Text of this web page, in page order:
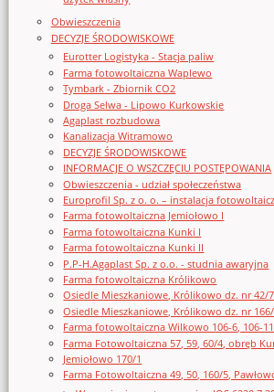
Obwieszczenia
DECYZJE ŚRODOWISKOWE
Eurotter Logistyka - Stacja paliw
Farma fotowoltaiczna Waplewo
Tymbark - Zbiornik CO2
Droga Selwa - Lipowo Kurkowskie
Agaplast rozbudowa
Kanalizacja Witramowo
DECYZJE ŚRODOWISKOWE
INFORMACJE O WSZCZĘCIU POSTĘPOWANIA
Obwieszczenia - udział społeczeństwa
Europrofil Sp. z o. o. – instalacja
Farma fotowoltaiczna Jemiołowo I
Farma fotowoltaiczna Kunki I
Farma fotowoltaiczna Kunki II
P.P-H.Agaplast Sp. z o.o. - studnia awaryjna
Farma fotowoltaiczna Królikowo
Osiedle Mieszkaniowe, Królikowo dz. nr 42/7
Osiedle Mieszkaniowe, Królikowo dz. nr
Farma fotowoltaiczna Wilkowo 106-6, 106-11
Farma Fotowoltaiczna 57, 59, 60/4, obręb
Jemiołowo 170/1
Farma Fotowoltaiczna 49, 50, 160/5,